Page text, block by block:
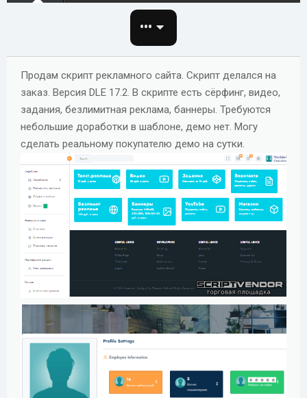
н
и
я
•••
Продам скрипт рекламного сайта. Скрипт делался на
заказ. Версия DLE 17.2. В скрипте есть сёрфинг, видео,
задания, безлимитная реклама, баннеры. Требуются
небольшие доработки в шаблоне, демо нет. Могу
сделать реальному покупателю демо на сутки.